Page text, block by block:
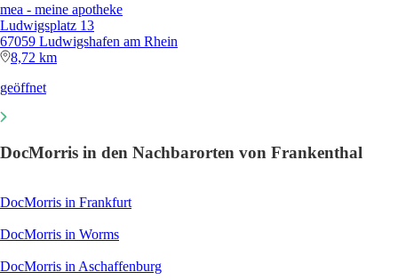
mea - meine apotheke
Ludwigsplatz 13
67059 Ludwigshafen am Rhein
8,72 km
geöffnet
DocMorris in den Nachbarorten von Frankenthal
DocMorris in Frankfurt
DocMorris in Worms
DocMorris in Aschaffenburg